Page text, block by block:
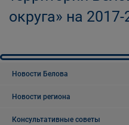
округа» на
Новости Белова
Новости региона
Консультативные советы